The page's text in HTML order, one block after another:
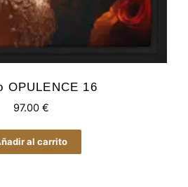
OPULENCE 16
97.00 €
al carrito